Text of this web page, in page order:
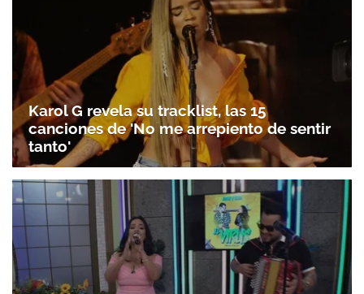
Karol G revela su tracklist, las 15
canciones de 'No me arrepiento de sentir
tanto'